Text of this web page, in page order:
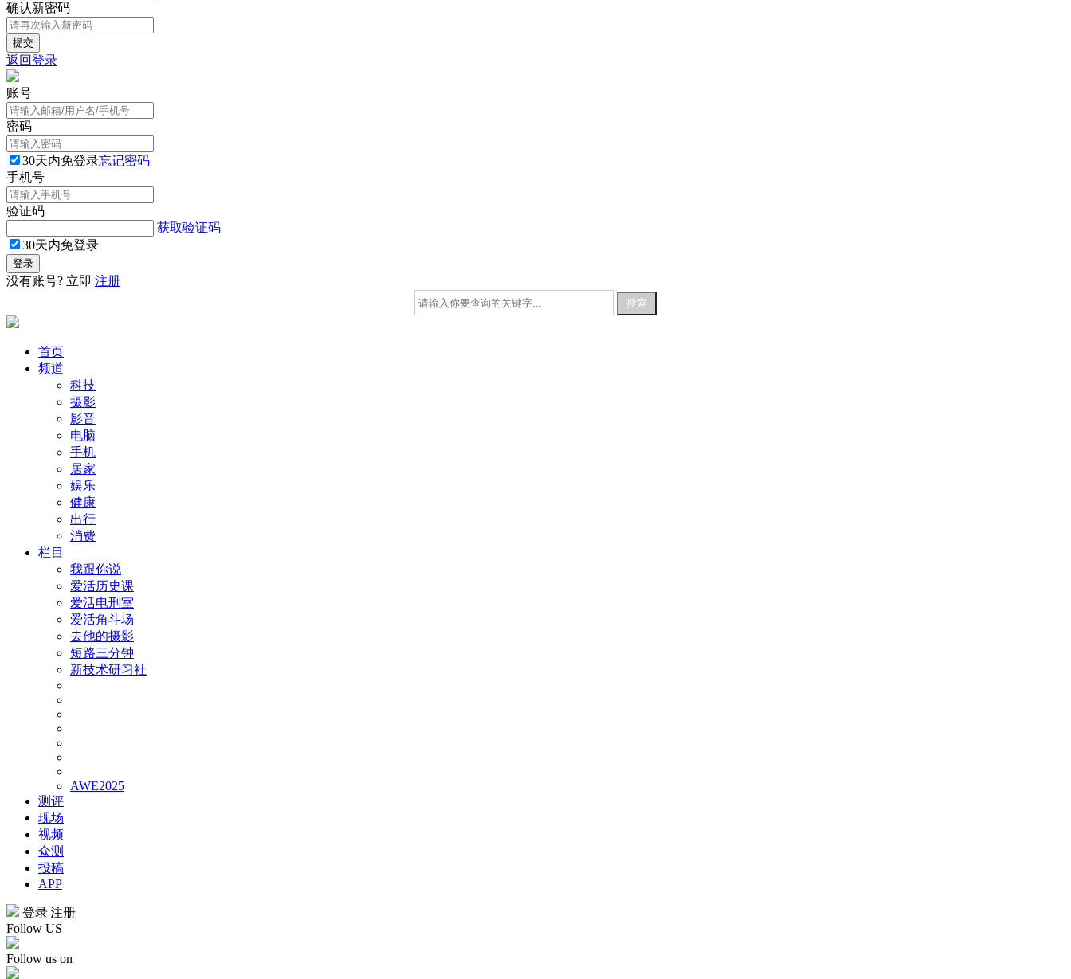
确认新密码
返回登录
账号
密码
30天内免登录忘记密码
手机号
验证码
获取验证码
30天内免登录
没有账号? 立即 注册
首页
频道
科技
摄影
影音
电脑
手机
居家
娱乐
健康
出行
消费
栏目
我跟你说
爱活历史课
爱活电刑室
爱活角斗场
去他的摄影
短路三分钟
新技术研习社
AWE2025
测评
现场
视频
众测
投稿
APP
登录|注册
Follow US
Follow us on